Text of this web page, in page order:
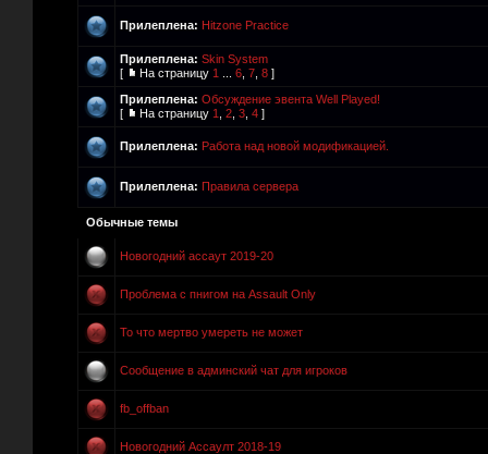
Прилеплена: Hitzone Practice
Прилеплена: Skin System
[
На страницу 1 6 7 8 ]
Прилеплена: Обсуждение эвента Well Played!
[
На страницу 1 2 3 4 ]
Прилеплена: Работа над новой модификацией.
Прилеплена: Правила сервера
Обычные темы
Новогодний ассаут 2019-20
Проблема с пнигом на Assault Only
То что мертво умереть не может
Сообщение в админский чат для игроков
fb_offban
Новогодний Ассаулт 2018-19